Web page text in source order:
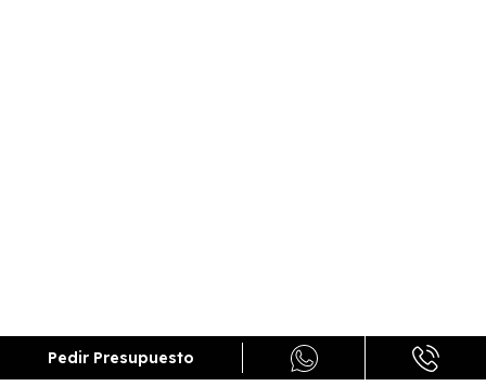
Pedir Presupuesto